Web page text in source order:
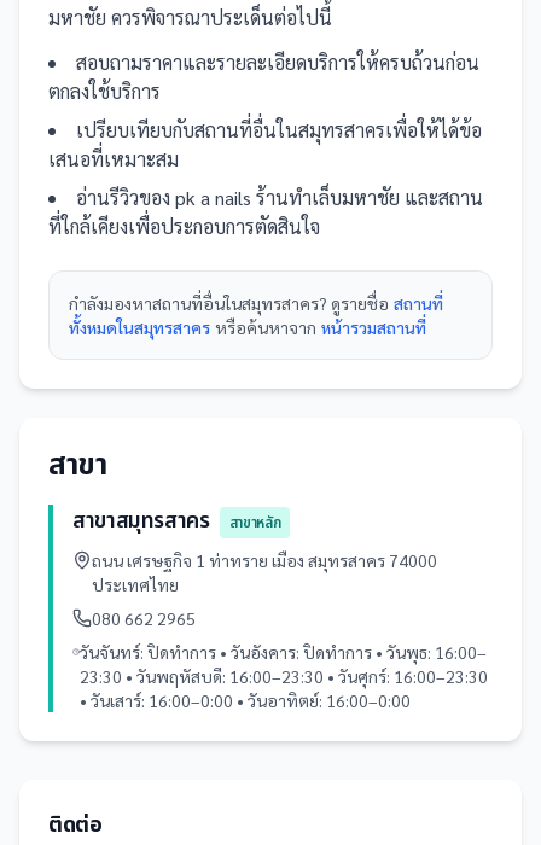
มหาชัย ควรพิจารณาประเด็นต่อไปนี้
สอบถามราคาและรายละเอียดบริการให้ครบถ้วนก่อน
ตกลงใช้บริการ
เปรียบเทียบกับสถานที่อื่นในสมุทรสาครเพื่อให้ได้ข้อ
เสนอที่เหมาะสม
อ่านรีวิวของ pk a nails ร้านทำเล็บมหาชัย และสถาน
ที่ใกล้เคียงเพื่อประกอบการตัดสินใจ
กำลังมองหาสถานที่อื่นในสมุทรสาคร? ดูรายชื่อ สถานที่
ทั้งหมดในสมุทรสาคร หรือค้นหาจาก หน้ารวมสถานที่
สาขา
สาขาสมุทรสาคร
สาขาหลัก
ถนน เศรษฐกิจ 1 ท่าทราย เมือง สมุทรสาคร 74000
ประเทศไทย
080 662 2965
วันจันทร์: ปิดทำการ • วันอังคาร: ปิดทำการ • วันพุธ: 16:00–
23:30 • วันพฤหัสบดี: 16:00–23:30 • วันศุกร์: 16:00–23:30
• วันเสาร์: 16:00–0:00 • วันอาทิตย์: 16:00–0:00
ติดต่อ